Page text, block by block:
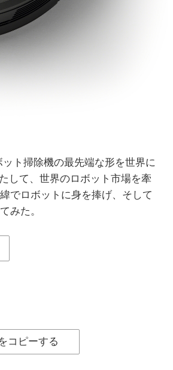
ト掃除機の最先端な形を世界に
して、世界のロボット市場を牽
でロボットに身を捧げ、そして
みた。
コピーする